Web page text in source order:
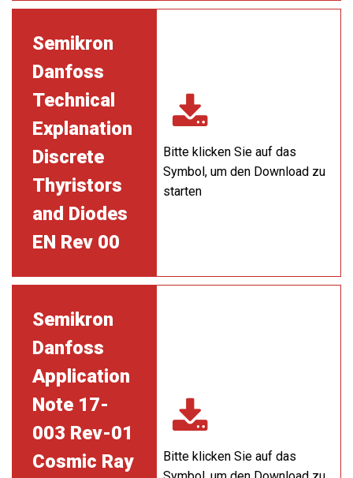
Semikron
Danfoss
Technical
Explanation
Discrete
Thyristors
and Diodes
EN Rev 00
Bitte klicken Sie auf das
Symbol, um den Download zu
starten
Semikron
Danfoss
Application
Note 17-
003 Rev-01
Cosmic Ray
Bitte klicken Sie auf das